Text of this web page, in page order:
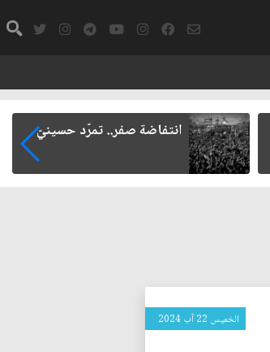
انتفاضة صفر.. تمرّد حسينيّ
الخميس 22 آب 2024